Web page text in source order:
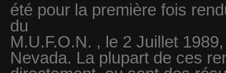
été pour la première fois
du
M.U.F.O.N. , le 2 Juillet
Nevada. La plupart de ces